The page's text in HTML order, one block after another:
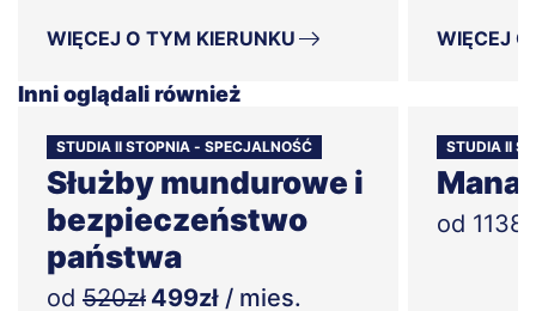
WIĘCEJ O TYM KIERUNKU WIĘCEJ
Inni oglądali również
STUDIA II STOPNIA - SPECJALNOŚĆ
Służby mundurowe i
bezpieczeństwo
państwa
od 520zł 499zł / mies.
STUDIA II
od 1138